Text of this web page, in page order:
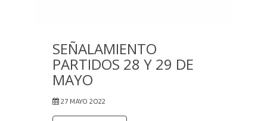
SEÑALAMIENTO
PARTIDOS 28 Y 29 DE
MAYO
27 MAYO 2022